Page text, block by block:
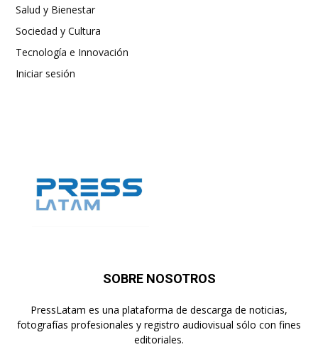
Salud y Bienestar
Sociedad y Cultura
Tecnología e Innovación
Iniciar sesión
SOBRE NOSOTROS
PressLatam es una plataforma de descarga de noticias,
fotografías profesionales y registro audiovisual sólo con fines
editoriales.